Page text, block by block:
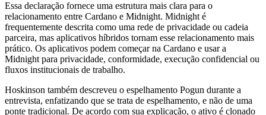
Essa declaração fornece uma estrutura mais clara para o
relacionamento entre Cardano e Midnight. Midnight é
frequentemente descrita como uma rede de privacidade ou cadeia
parceira, mas aplicativos híbridos tornam esse relacionamento mais
prático. Os aplicativos podem começar na Cardano e usar a
Midnight para privacidade, conformidade, execução confidencial ou
fluxos institucionais de trabalho.
Hoskinson também descreveu o espelhamento Pogun durante a
entrevista, enfatizando que se trata de espelhamento, e não de uma
ponte tradicional. De acordo com sua explicação, o ativo é clonado